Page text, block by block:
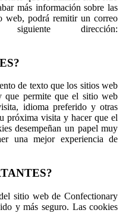
más información sobre las
web, podrá remitir un correo
dirección:
de texto que los sitios web
que permite que el sitio web
idioma preferido y otras
próxima visita y hacer que el
desempeñan un papel muy
una mejor experiencia de
sitio web de Confectionary
y más seguro. Las cookies